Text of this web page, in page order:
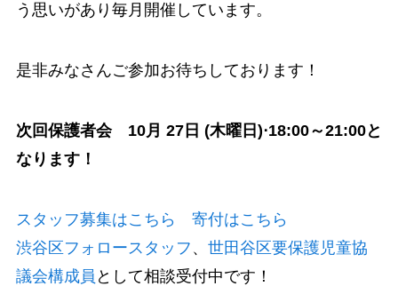
う思いがあり毎月開催しています。
是非みなさんご参加お待ちしております！
次回保護者会 10月 27日 (木曜日)⋅18:00～21:00と
なります！
スタッフ募集はこちら
寄付はこちら
渋谷区フォロースタッフ 、 世田谷区要保護児童協
議会構成員 として相談受付中です！